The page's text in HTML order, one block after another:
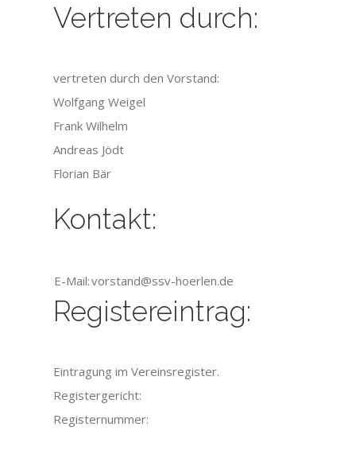
Vertreten durch:
vertreten durch den Vorstand:
Wolfgang Weigel
Frank Wilhelm
Andreas Jödt
Florian Bär
Kontakt:
E-Mail:vorstand@ssv-hoerlen.de
Registereintrag:
Eintragung im Vereinsregister.
Registergericht:
Registernummer: